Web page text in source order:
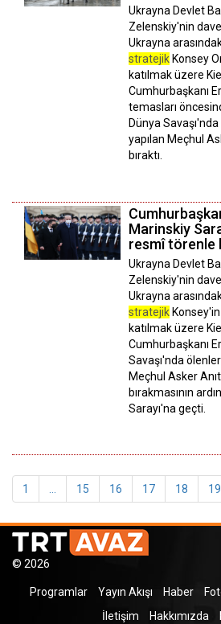
Ukrayna Devlet
Zelenskiy'nin
Ukrayna
stratejik Konsey
katılmak üzere
Cumhurbaşkanı
temasları
Dünya
yapılan Meçhul
bıraktı.
Marinskiy
resmî törenle
Ukrayna Devlet
Zelenskiy'nin
Ukrayna
stratejik
katılmak üzere
Cumhurbaşkanı
Savaşı'nda
Meçhul Asker
bırakmasının
Sarayı'na geçti.
1 15 16 17 18 19
© 2026
Programlar Yayın Akışı Haber
İletişim
Hakkımızda